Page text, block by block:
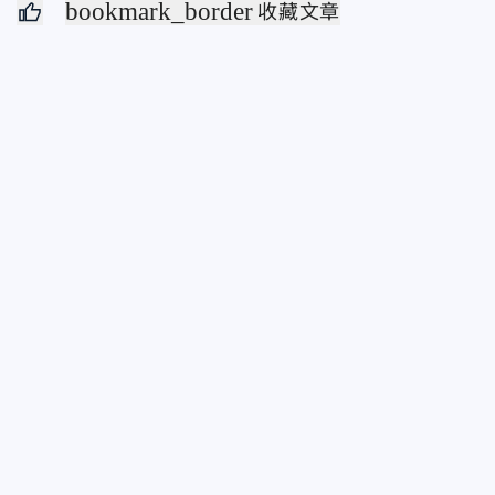
bookmark_border 收藏文章